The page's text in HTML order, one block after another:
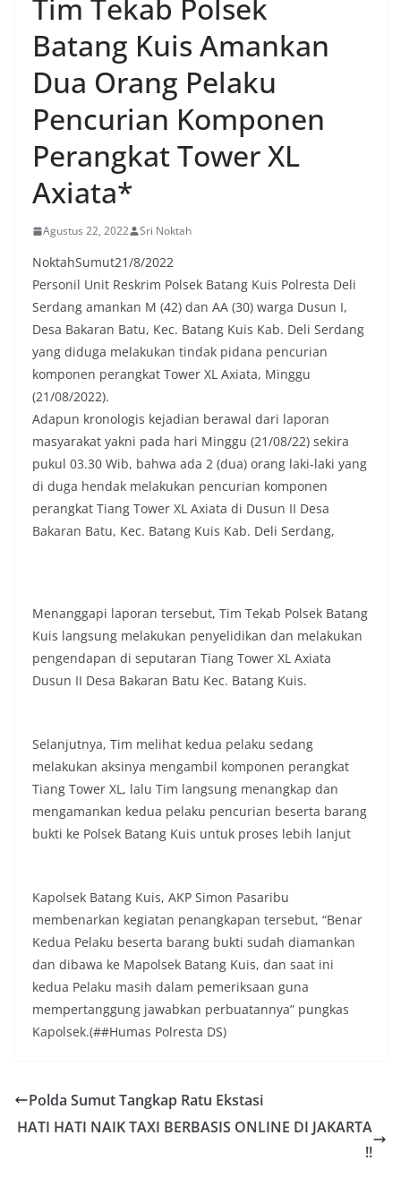
oleh warga, yang sebagian besar tengah bersiap
menyambut momentum HUT Kemerdekaan RI
dengan berbagai persiapan di lingkungan
masing-masing.‎Dalam dialog yang berlangsung
akrab, Bhabinkamtibmas menyapa warga,
menanyakan kondisi keamanan dan kenyamanan
lingkungan tempat tinggal, serta membuka ruang
komunikasi dua arah agar warga dapat
menyampaikan keluhan maupun informasi terkait
situasi kamtibmas di sekitar mereka.‎‎‎Salah satu
poin utama yang disampaikan dalam kegiatan
sambang ini adalah imbauan kepada warga untuk
bukan setengah tiang, sebagai bentuk
penghormatan dan rasa cinta tanah air
Petugas mengingatkan bahwa pemasangan
bendera dengan benar merupakan salah satu
wujud nyata partisipasi masyarakat dalam
memperingati hari bersejarah bangsa
Indonesia.‎‎”Kami mengimbau kepada seluruh
warga agar mulai mempersiapkan dan memasang
bendera Merah Putih di depan rumah masing-
masing secara penuh. Ini adalah bentuk
penghormatan kita bersama terhadap
perjuangan para pahlawan yang telah merebut
kemerdekaan,” ujar Aiptu Muliyadi Suraukur saat
berdialog dengan warga.‎‎Ia juga menambahkan
agar warga memperhatikan kondisi bendera yang
akan dikibarkan, memastikan bendera dalam
keadaan bersih, tidak sobek, dan layak untuk
dimanfaatkan sebagai sarana deteksi dini (early
warning) guna mengantisipasi potensi gangguan
keamanan dan ketertiban masyarakat
(Kamtibmas) di lingkungan tempat tinggal warga.
Melalui interaksi langsung tersebut,
maupun hal-hal yang dapat mengganggu
kondusivitas wilayah, khususnya menjelang
perayaan HUT Kemerdekaan RI yang biasanya
diwarnai dengan berbagai kegiatan dan
keramaian warga.‎‎Dengan adanya deteksi dini ini,
diharapkan potensi gangguan keamanan dapat
Kemerdekaan RI berlangsung.‎‎Wujud Kedekatan
Polri dengan Masyarakat‎Kegiatan sambang Door
to Door System ini merupakan salah satu bentuk
implementasi program Polri Presisi yang
mengedepankan kehadiran dan kedekatan
personel Kepolisian dengan masyarakat. Melalui
kegiatan semacam ini, Bhabinkamtibmas tidak
hanya berperan sebagai penyampai informasi
Bhabinkamtibmas di tengah-tengah warga
hubungan kemitraan antara Polri dan
Tim Tekab Polsek
Batang Kuis Amankan
Dua Orang Pelaku
Pencurian Komponen
Perangkat Tower XL
Axiata*
Agustus 22, 2022 Sri Noktah
NoktahSumut21/8/2022
Personil Unit Reskrim Polsek Batang Kuis Polresta Deli
Serdang amankan M (42) dan AA (30) warga Dusun I,
Desa Bakaran Batu, Kec. Batang Kuis Kab. Deli Serdang
yang diduga melakukan tindak pidana pencurian
komponen perangkat Tower XL Axiata, Minggu
(21/08/2022).
Adapun kronologis kejadian berawal dari laporan
masyarakat yakni pada hari Minggu (21/08/22) sekira
pukul 03.30 Wib, bahwa ada 2 (dua) orang laki-laki yang
di duga hendak melakukan pencurian komponen
perangkat Tiang Tower XL Axiata di Dusun II Desa
Bakaran Batu, Kec. Batang Kuis Kab. Deli Serdang,
Menanggapi laporan tersebut, Tim Tekab Polsek Batang
Kuis langsung melakukan penyelidikan dan melakukan
pengendapan di seputaran Tiang Tower XL Axiata
Dusun II Desa Bakaran Batu Kec. Batang Kuis.
Selanjutnya, Tim melihat kedua pelaku sedang
melakukan aksinya mengambil komponen perangkat
Tiang Tower XL, lalu Tim langsung menangkap dan
mengamankan kedua pelaku pencurian beserta barang
bukti ke Polsek Batang Kuis untuk proses lebih lanjut
Kapolsek Batang Kuis, AKP Simon Pasaribu
membenarkan kegiatan penangkapan tersebut, “Benar
Kedua Pelaku beserta barang bukti sudah diamankan
dan dibawa ke Mapolsek Batang Kuis, dan saat ini
kedua Pelaku masih dalam pemeriksaan guna
mempertanggung jawabkan perbuatannya” pungkas
Kapolsek.(##Humas Polresta DS)
Polda Sumut Tangkap Ratu Ekstasi
HATI HATI NAIK TAXI BERBASIS ONLINE DI JAKARTA
!!